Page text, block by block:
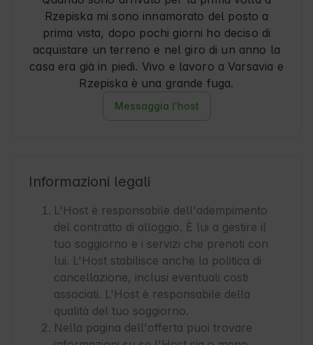
giornata di escursioni sui sentieri circostanti o
semplicemente per rilassarsi e ascoltare i suoni
della natura.
C'è però un'avvertenza da tenere presente. La
discesa verso il lodge è estremamente ripida e
può essere impegnativa per gli automobilisti.
Senza un veicolo 4x4, può essere davvero
difficile tornare sulla strada principale. Vi
magico che soddisferà chiunque cerchi pace,
vicinanza alla natura e panorami unici.
Nonostante le difficoltà per arrivarci, un
soggiorno qui ne vale la pena. È una vera e
propria oasi di pace dove è possibile ricaricare
le batterie e trovare la pace interiore. Altamente
raccomandato!
Rzepiska mi sono innamorato del posto a
prima vista, dopo pochi giorni ho deciso di
acquistare un terreno e nel giro di un anno la
casa era già in piedi. Vivo e lavoro a Varsavia e
Rzepiska è una grande fuga.
Messaggia l'host
Informazioni legali
L'Host è responsabile dell'adempimento
del contratto di alloggio. È lui a gestire il
tuo soggiorno e i servizi che prenoti con
lui. L'Host stabilisce anche la politica di
cancellazione, inclusi eventuali costi
associati. L'Host è responsabile della
qualità del tuo soggiorno.
Nella pagina dell'offerta puoi trovare